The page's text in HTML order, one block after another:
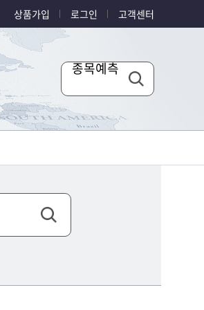
상품가입 로그인 고객센터
종목예측